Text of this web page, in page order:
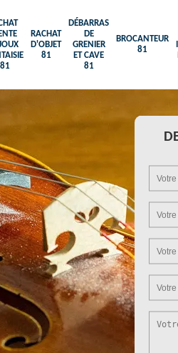
81
RACHAT
D'OBJET
81
DÉBARRAS
DE
GRENIER
ET CAVE
81
BROCANTEUR
81